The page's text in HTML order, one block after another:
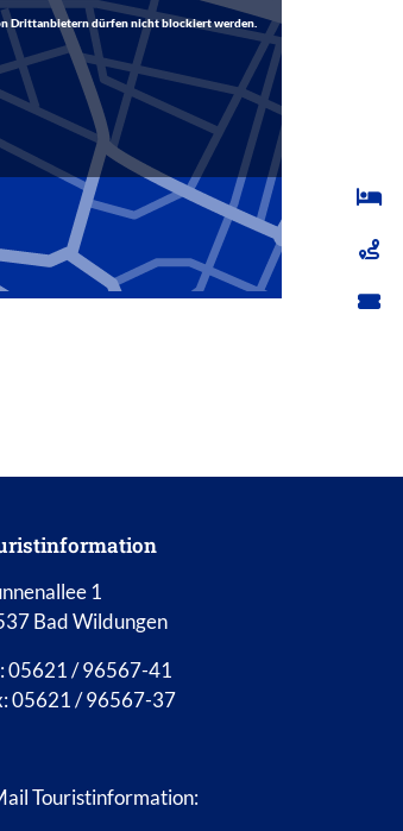
Drittanbietern dürfen nicht blockiert werden.
1
Bad Wildungen
05621 / 96567-41
05621 / 96567-37
Touristinformation: